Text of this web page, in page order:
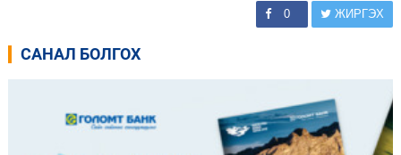
0 ЖИРГЭХ
САНАЛ БОЛГОХ